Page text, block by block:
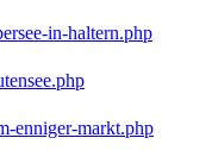
in-haltern.php
enniger-markt.php